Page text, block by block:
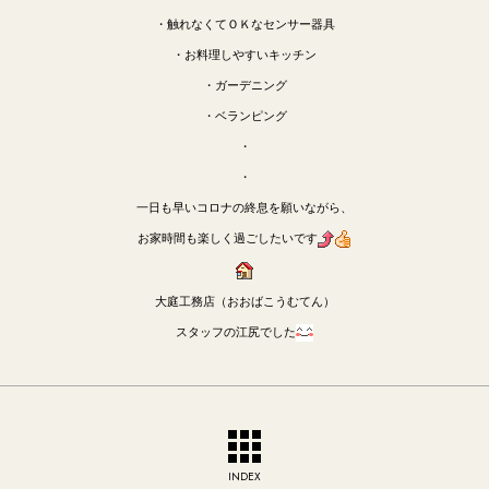
・触れなくてＯＫなセンサー器具
・お料理しやすいキッチン
・ガーデニング
・ベランピング
・
・
一日も早いコロナの終息を願いながら、
お家時間も楽しく過ごしたいです
大庭工務店（おおばこうむてん）
スタッフの江尻でした
INDEX